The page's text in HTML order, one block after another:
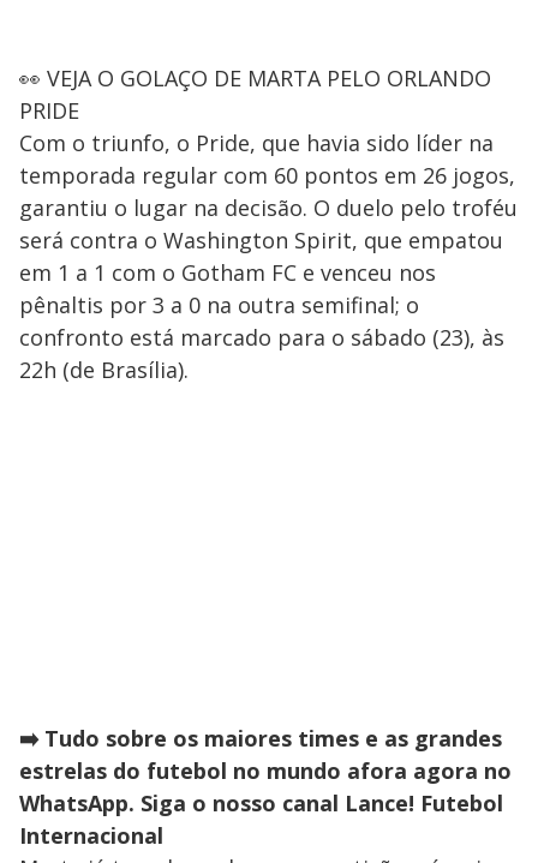
👀 VEJA O GOLAÇO DE MARTA PELO ORLANDO
PRIDE
Com o triunfo, o Pride, que havia sido líder na
temporada regular com 60 pontos em 26 jogos,
garantiu o lugar na decisão. O duelo pelo troféu
será contra o Washington Spirit, que empatou
em 1 a 1 com o Gotham FC e venceu nos
pênaltis por 3 a 0 na outra semifinal; o
confronto está marcado para o sábado (23), às
22h (de Brasília).
➡️ Tudo sobre os maiores times e as grandes
estrelas do futebol no mundo afora agora no
WhatsApp. Siga o nosso canal Lance! Futebol
Internacional